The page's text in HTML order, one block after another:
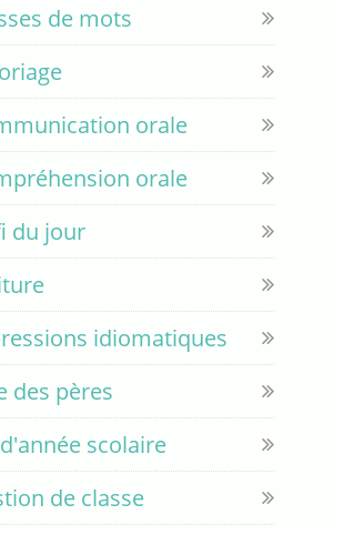
de mots
orale
orale
du jour
idiomatiques
des pères
scolaire
de classe